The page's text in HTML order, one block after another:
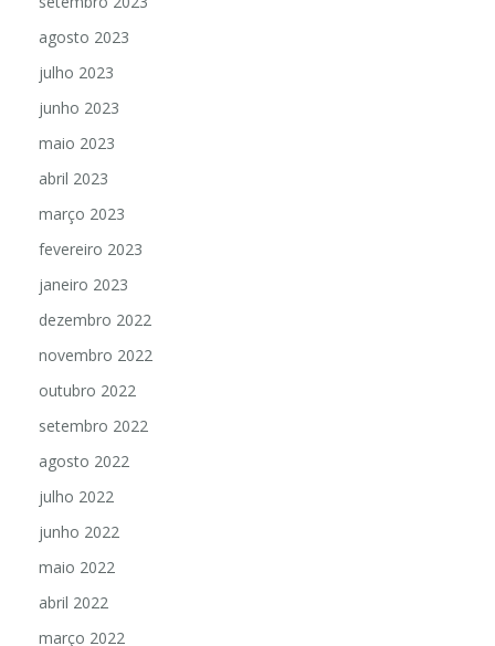
agosto 2023
julho 2023
junho 2023
maio 2023
abril 2023
março 2023
fevereiro 2023
janeiro 2023
dezembro 2022
novembro 2022
outubro 2022
setembro 2022
agosto 2022
julho 2022
junho 2022
maio 2022
abril 2022
março 2022